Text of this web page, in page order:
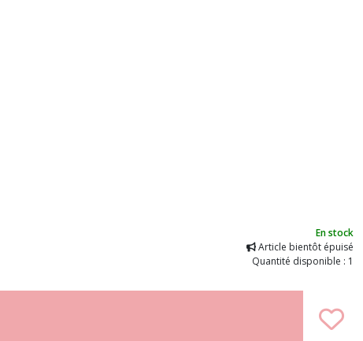
En stock
Article bientôt épuisé
Quantité disponible : 1